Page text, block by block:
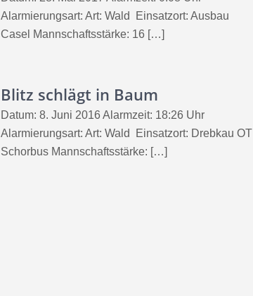
Alarmierungsart: Art: Wald Einsatzort: Ausbau
Casel Mannschaftsstärke: 16 […]
Blitz schlägt in Baum
Datum: 8. Juni 2016 Alarmzeit: 18:26 Uhr
Alarmierungsart: Art: Wald Einsatzort: Drebkau OT
Schorbus Mannschaftsstärke: […]